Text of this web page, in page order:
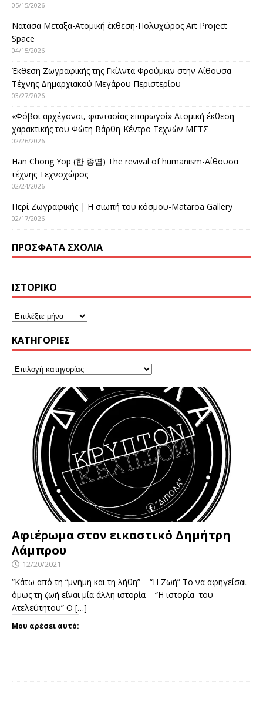
05/15/2026
Νατάσα Μεταξά-Ατομική έκθεση-Πολυχώρος Art Project
Space
04/15/2026
Έκθεση Ζωγραφικής της Γκίλντα Φρούμκιν στην Αίθουσα
Τέχνης Δημαρχιακού Μεγάρου Περιστερίου
03/27/2026
«Φόβοι αρχέγονοι, φαντασίας επαρωγοί» Ατομική έκθεση
χαρακτικής του Φώτη Βάρθη-Κέντρο Τεχνών ΜΕΤΣ
02/26/2026
Han Chong Yop (한 종엽) The revival of humanism-Αίθουσα
τέχνης Τεχνοχώρος
02/24/2026
Περί Ζωγραφικής | Η σιωπή του κόσμου-Mataroa Gallery
02/17/2026
ΠΡΌΣΦΑΤΑ ΣΧΌΛΙΑ
ΙΣΤΟΡΙΚΌ
KΑΤΗΓΟΡΊΕΣ
Αφιέρωμα στον εικαστικό Δημήτρη
Λάμπρου
12/20/2021
“Κάτω από τη “μνήμη και τη λήθη” – “Η Ζωή” Το να αφηγείσαι
όμως τη ζωή είναι μία άλλη ιστορία – “Η ιστορία του
Ατελεύτητου” Ο […]
Μου αρέσει αυτό: